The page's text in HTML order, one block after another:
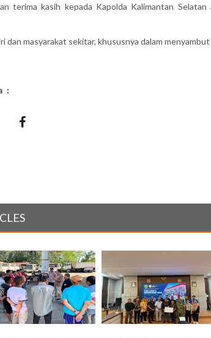
terima kasih kepada Kapolda Kalimantan Selatan
masyarakat sekitar, khususnya dalam
: